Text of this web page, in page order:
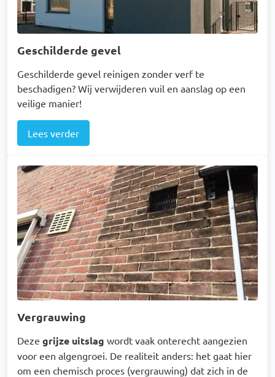
Geschilderde gevel
Geschilderde gevel reinigen zonder verf te
beschadigen? Wij verwijderen vuil en aanslag op een
veilige manier!
Lees verder
Afbeelding
Vergrauwing
Deze grijze uitslag wordt vaak onterecht aangezien
voor een algengroei. De realiteit anders: het gaat hier
om een chemisch proces (vergrauwing) dat zich in de